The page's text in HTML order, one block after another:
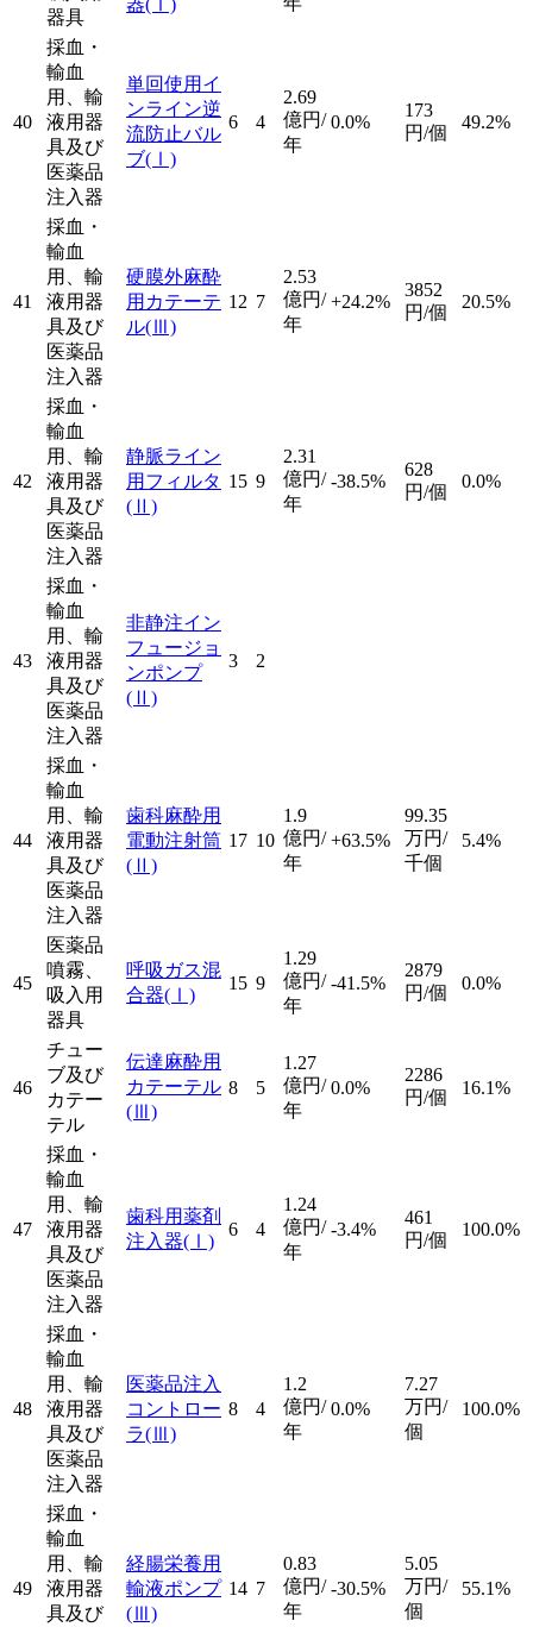
器具
器(Ⅰ)
40
採血・
輸血
用、輸
液用器
具及び
医薬品
注入器
単回使用イ
ンライン逆
流防止バル
ブ(Ⅰ)
6 4
2.69
億円/
年
0.0%
173
円/個
49.2%
41
採血・
輸血
用、輸
液用器
具及び
医薬品
注入器
硬膜外麻酔
用カテーテ
ル(Ⅲ)
12 7
2.53
億円/
年
+24.2%
3852
円/個
20.5%
42
採血・
輸血
用、輸
液用器
具及び
医薬品
注入器
静脈ライン
用フィルタ
(Ⅱ)
15 9
2.31
億円/
年
-38.5%
628
円/個
0.0%
43
採血・
輸血
用、輸
液用器
具及び
医薬品
注入器
非静注イン
フュージョ
ンポンプ
(Ⅱ)
3 2
44
採血・
輸血
用、輸
液用器
具及び
医薬品
注入器
歯科麻酔用
電動注射筒
(Ⅱ)
17 10
1.9
億円/
年
+63.5%
99.35
万円/
千個
5.4%
45
医薬品
噴霧、
吸入用
器具
呼吸ガス混
合器(Ⅰ)
15 9
1.29
億円/
年
-41.5%
2879
円/個
0.0%
46
チュー
ブ及び
カテー
テル
伝達麻酔用
カテーテル
(Ⅲ)
8 5
1.27
億円/
年
0.0%
2286
円/個
16.1%
47
採血・
輸血
用、輸
液用器
具及び
医薬品
注入器
歯科用薬剤
注入器(Ⅰ)
6 4
1.24
億円/
年
-3.4%
461
円/個
100.0%
48
採血・
輸血
用、輸
液用器
具及び
医薬品
注入器
医薬品注入
コントロー
ラ(Ⅲ)
8 4
1.2
億円/
年
0.0%
7.27
万円/
個
100.0%
49
採血・
輸血
用、輸
液用器
具及び
経腸栄養用
輸液ポンプ
(Ⅲ)
14 7
0.83
億円/
年
-30.5%
5.05
万円/
個
55.1%